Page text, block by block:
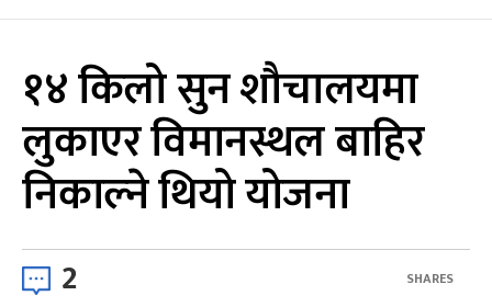
१४ किलो सुन शौचालयमा
लुकाएर विमानस्थल बाहिर
निकाल्ने थियो योजना
2 SHARES